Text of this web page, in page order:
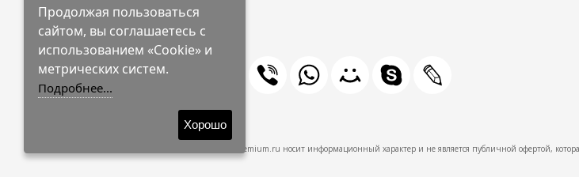
© 2009-2026 Shaik-Premium
Shaik-Premium.ru носит информационный характер и не является публичной офертой,
Продолжая пользоваться
сайтом, вы соглашаетесь с
использованием «Cookie» и
метрических систем.
Подробнее...
Хорошо